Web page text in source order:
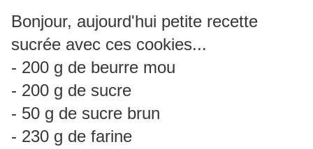
Bonjour, aujourd'hui petite recette
sucrée avec ces cookies...
- 200 g de beurre mou
- 200 g de sucre
- 50 g de sucre brun
- 230 g de farine